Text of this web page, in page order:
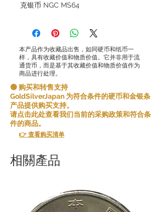
克银币 NGC MS64
本产品作为收藏品出售，如同硬币和纸币一
样，具有收藏价值和物质价值。它并非用于流
通货币，而是基于其收藏价值和物质价值作为
商品进行处理。
🟢 购买和转售支持
GoldSilverJapan 为符合条件的硬币和金银条
产品提供购买支持。
请点击此处查看我们当前的采购政策和符合条
件的商品。
👉 查看购买清单
相關產品